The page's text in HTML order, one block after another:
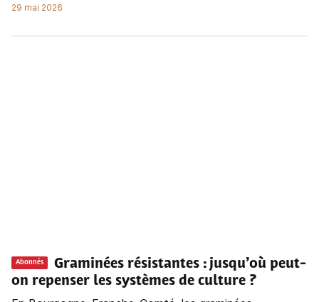
29 mai 2026
Abonnés
Graminées résistantes : jusqu’où peut-
on repenser les systèmes de culture ?